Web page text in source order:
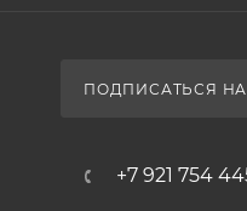
ПОДПИСАТЬСЯ
+7 921 754